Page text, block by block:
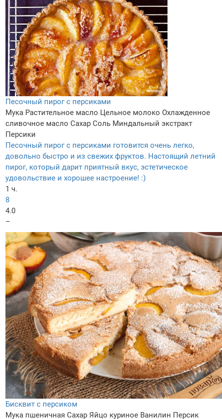
Песочный пирог с персиками
Мука Растительное масло Цельное молоко Охлажденное
сливочное масло Сахар Соль Миндальный экстракт
Персики
Песочный пирог с персиками готовится очень легко,
довольно быстро и из свежих фруктов. Настоящий летний
пирог, который дарит приятный вкус, эстетическое
удовольствие и хорошее настроение! :)
1 ч.
8
4.0
–
Бисквит с персиком
Мука пшеничная Сахар Яйцо куриное Ванилин Персик